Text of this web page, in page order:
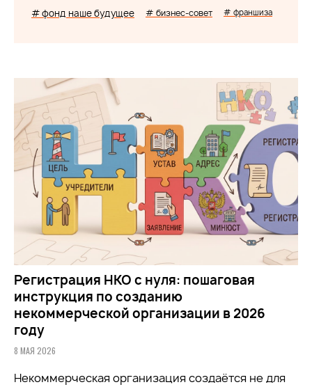
# фонд наше будущее # бизнес-совет # франшиза
Регистрация НКО с нуля: пошаговая
инструкция по созданию
некоммерческой организации в 2026
году
8 МАЯ 2026
Некоммерческая организация создаётся не для